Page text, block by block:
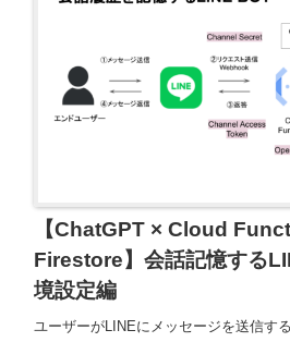
【ChatGPT × Cloud
Firestore】会話記憶する
境設定編
ユーザーがLINEにメッセージを送信す